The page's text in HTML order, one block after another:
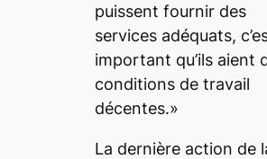
puissent fournir des
services adéquats,
important qu’ils aient
conditions de travail
décentes.»
La dernière action de